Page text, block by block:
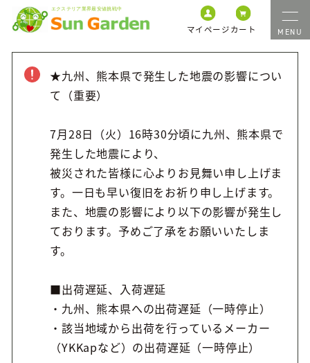
マイページカート
★九州、熊本県で発生した地震の影響につい
て（重要）
7月28日（火）16時30分頃に九州、熊本県で
発生した地震により、
被災された皆様に心よりお見舞い申し上げま
す。一日も早い復旧をお祈り申し上げます。
また、地震の影響により以下の影響が発生し
ております。予めご了承をお願いいたしま
す。
■出荷遅延、入荷遅延
・九州、熊本県への出荷遅延（一時停止）
・該当地域から出荷を行っているメーカー
（YKKapなど）の出荷遅延（一時停止）